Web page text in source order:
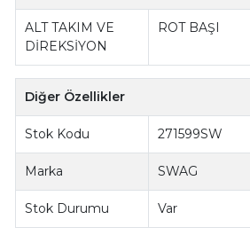
ALT TAKIM VE
DİREKSİYON
ROT BAŞI
Diğer Özellikler
Stok Kodu 271599SW
Marka SWAG
Stok Durumu Var